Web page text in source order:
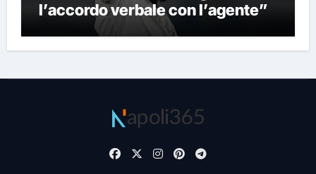
l’accordo verbale con l’agente”